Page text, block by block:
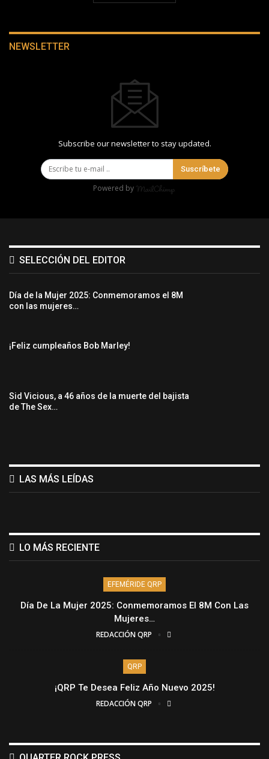
NEWSLETTER
Subscribe our newsletter to stay updated.
Suscríbete
Powered by
SELECCIÓN DEL EDITOR
Día de la Mujer 2025: Conmemoramos el 8M
con las mujeres…
¡Feliz cumpleaños Bob Marley!
Sid Vicious, a 46 años de la muerte del bajista
de The Sex…
LAS MÁS LEÍDAS
LO MÁS RECIENTE
EFEMÉRIDE QRP
Día De La Mujer 2025: Conmemoramos El 8M Con Las
Mujeres…
REDACCIÓN QRP
QRP
¡QRP Te Desea Feliz Año Nuevo 2025!
REDACCIÓN QRP